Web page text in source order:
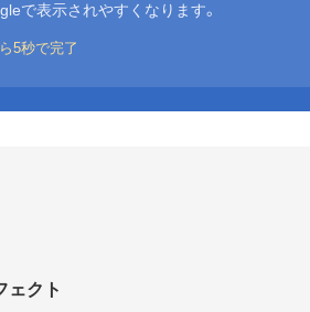
で表示されやすくなります。
5秒で完了
ェクト